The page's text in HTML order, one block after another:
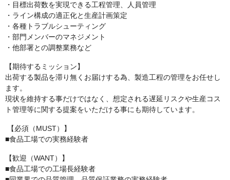
・目標出荷数を実現できる工程管理、人員管理
・ライン構成の適正化と生産計画策定
・各種トラブルシューティング
・部門メンバーのマネジメント
・他部署との調整業務など
【期待するミッション】
出荷する製品を滞り無くお届けする為、製造工程の管理をお任せし
ます。
現状を維持する事だけではなく、想定される遅延リスクや生産コス
ト管理等に関する提案をいただける事にも期待しています。
【必須（MUST）】
■食品工場での実務経験者
【歓迎（WANT）】
■食品工場での工場長経験者